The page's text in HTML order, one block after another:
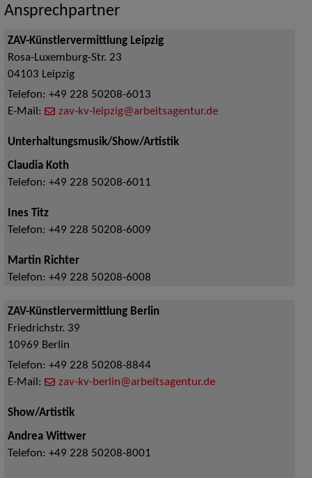
Ansprechpartner
ZAV-Künstlervermittlung Leipzig
Rosa-Luxemburg-Str. 23
04103 Leipzig
Telefon: +49 228 50208-6013
E-Mail:
zav-kv-leipzig@arbeitsagentur.de
Unterhaltungsmusik/Show/Artistik
Claudia Koth
Telefon: +49 228 50208-6011
Ines Titz
Telefon: +49 228 50208-6009
Martin Richter
Telefon: +49 228 50208-6008
ZAV-Künstlervermittlung Berlin
Friedrichstr. 39
10969 Berlin
Telefon: +49 228 50208-8844
E-Mail:
zav-kv-berlin@arbeitsagentur.de
Show/Artistik
Andrea Wittwer
Telefon: +49 228 50208-8001